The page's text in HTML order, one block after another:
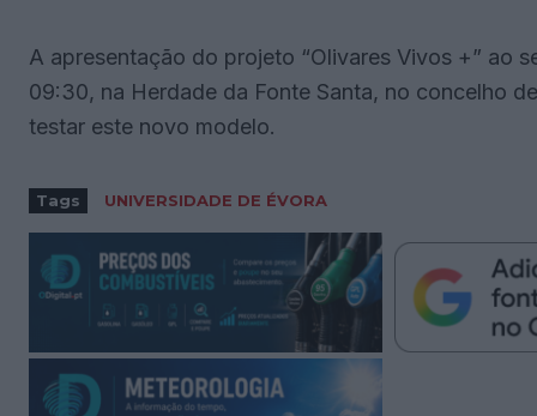
A apresentação do projeto “Olivares Vivos +” ao
09:30, na Herdade da Fonte Santa, no concelho
testar este novo modelo.
Tags UNIVERSIDADE DE ÉVORA